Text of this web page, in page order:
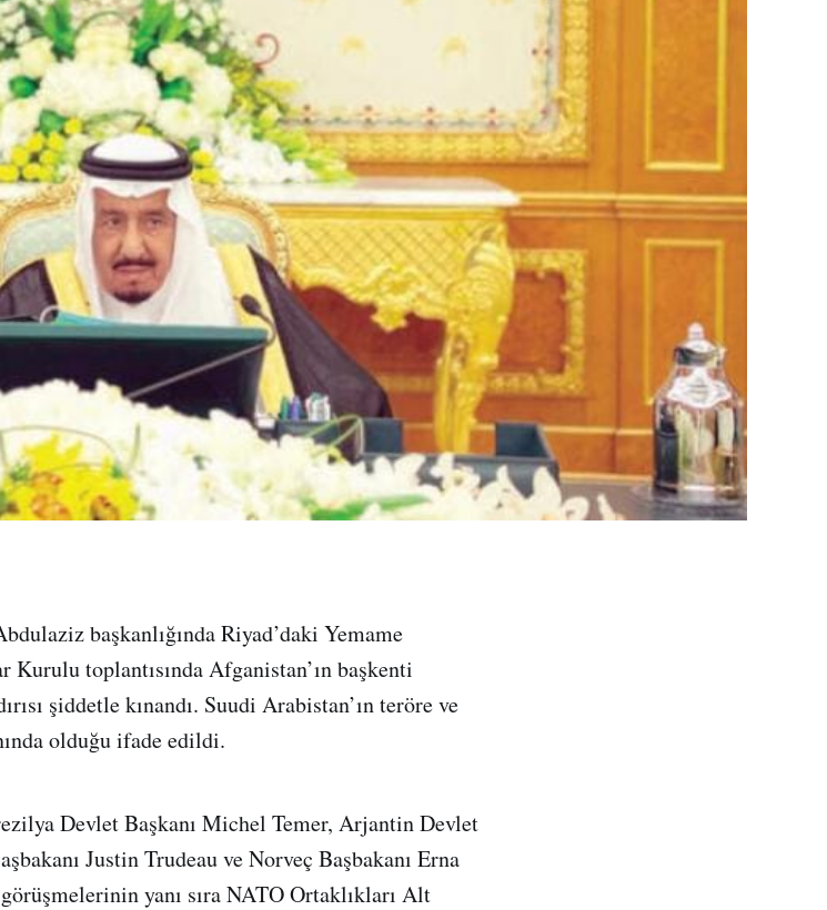
başkanlığında Riyad’daki Yemame
Kurulu toplantısında Afganistan’ın başkenti
şiddetle kınandı. Suudi Arabistan’ın teröre ve
olduğu ifade edildi.
Devlet Başkanı Michel Temer, Arjantin Devlet
Justin Trudeau ve Norveç Başbakanı Erna
yanı sıra NATO Ortaklıkları Alt